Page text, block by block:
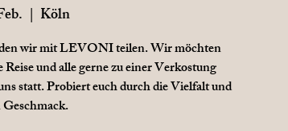
  |
Köln
den wir mit LEVONI teilen. Wir möchten
und alle gerne zu einer Verkostung
statt. Probiert euch durch die Vielfalt und